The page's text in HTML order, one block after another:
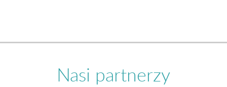
Nasi partnerzy